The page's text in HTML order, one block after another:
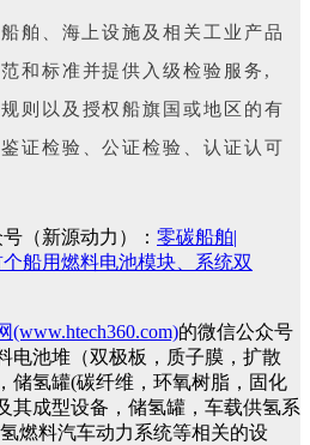
舶、海上设施及相关工业产品
和标准并提供入级检验服务,
则以及授权船旗国或地区的有
证检验、公证检验、认证认可
（新源动力）： 零碳船舶|
船用燃料电池模块、系统双
的微信公众号
电池堆（双极板，质子膜，扩散
储氢罐(碳纤维，环氧树脂，固化
其成型设备，储氢罐，车载供氢系
燃料汽车动力系统等相关的设